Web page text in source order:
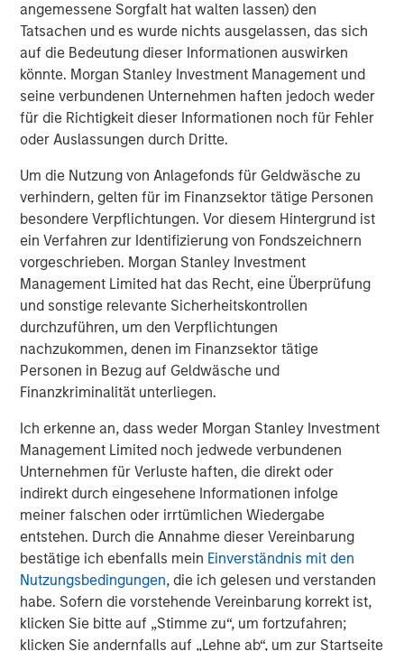
angemessene Sorgfalt hat walten lassen) den
Tatsachen und es wurde nichts ausgelassen, das sich
auf die Bedeutung dieser Informationen auswirken
könnte. Morgan Stanley Investment Management und
seine verbundenen Unternehmen haften jedoch weder
für die Richtigkeit dieser Informationen noch für Fehler
oder Auslassungen durch Dritte.
Um die Nutzung von Anlagefonds für Geldwäsche zu
verhindern, gelten für im Finanzsektor tätige Personen
besondere Verpflichtungen. Vor diesem Hintergrund ist
ein Verfahren zur Identifizierung von Fondszeichnern
vorgeschrieben. Morgan Stanley Investment
Management Limited hat das Recht, eine Überprüfung
und sonstige relevante Sicherheitskontrollen
durchzuführen, um den Verpflichtungen
nachzukommen, denen im Finanzsektor tätige
Personen in Bezug auf Geldwäsche und
Finanzkriminalität unterliegen.
Ich erkenne an, dass weder Morgan Stanley Investment
Management Limited noch jedwede verbundenen
Unternehmen für Verluste haften, die direkt oder
indirekt durch eingesehene Informationen infolge
meiner falschen oder irrtümlichen Wiedergabe
entstehen. Durch die Annahme dieser Vereinbarung
bestätige ich ebenfalls mein Einverständnis mit den
Nutzungsbedingungen, die ich gelesen und verstanden
habe. Sofern die vorstehende Vereinbarung korrekt ist,
klicken Sie bitte auf „Stimme zu“, um fortzufahren;
klicken Sie andernfalls auf „Lehne ab“, um zur Startseite
Emerging Markets Equity Team
The Emerging Markets Equity team combines deep
expertise and local presence in global markets with an
integrated top-down and bottom-up investment approach
to invest in core and growth-oriented portfolios across
non-U.S. markets.
Ähnliche Einblicke
BIG PICTURE
Video: Ten Investment Truths About Artificial
Intelligence
TALES FROM THE EMERGING WORLD
Video: Mexico's Domestic Opportunity
TALES FROM THE EMERGING WORLD
Video: The De-Americanization of
Globalization
The Author